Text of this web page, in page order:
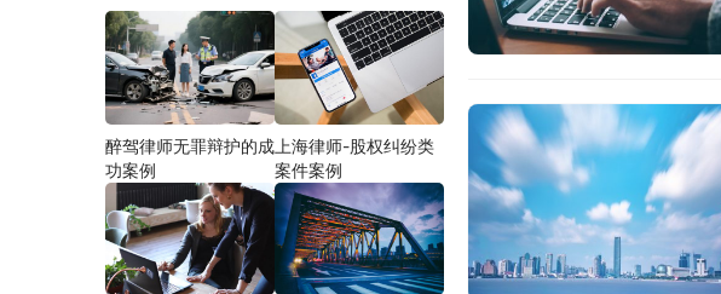
醉驾律师无罪辩护的成
功案例
上海律师-股权纠纷类
案件案例